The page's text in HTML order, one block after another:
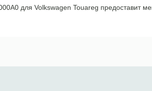
для Volkswagen Touareg предоставит